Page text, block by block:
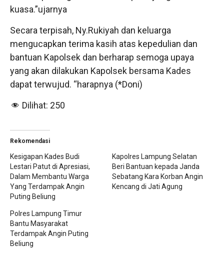
kuasa.”ujarnya
Secara terpisah, Ny.Rukiyah dan keluarga
mengucapkan terima kasih atas kepedulian dan
bantuan Kapolsek dan berharap semoga upaya
yang akan dilakukan Kapolsek bersama Kades
dapat terwujud. “harapnya (*Doni)
Dilihat: 250
Rekomendasi
Kesigapan Kades Budi
Lestari Patut di Apresiasi,
Dalam Membantu Warga
Yang Terdampak Angin
Puting Beliung
Kapolres Lampung Selatan
Beri Bantuan kepada Janda
Sebatang Kara Korban Angin
Kencang di Jati Agung
Polres Lampung Timur
Bantu Masyarakat
Terdampak Angin Puting
Beliung